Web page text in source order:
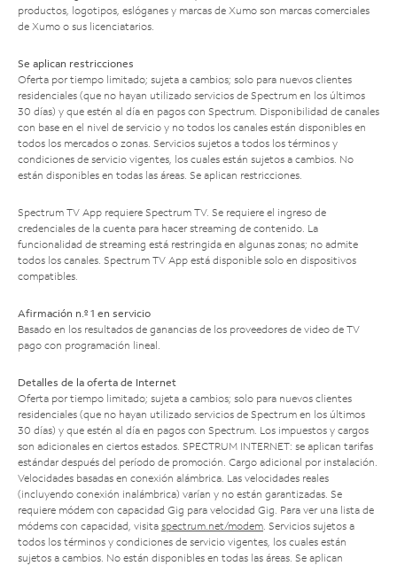
productos, logotipos, eslóganes y marcas de Xumo son marcas comerciales
de Xumo o sus licenciatarios.
Se aplican restricciones
Oferta por tiempo limitado; sujeta a cambios; solo para nuevos clientes
residenciales (que no hayan utilizado servicios de Spectrum en los últimos
30 días) y que estén al día en pagos con Spectrum. Disponibilidad de canales
con base en el nivel de servicio y no todos los canales están disponibles en
todos los mercados o zonas. Servicios sujetos a todos los términos y
condiciones de servicio vigentes, los cuales están sujetos a cambios. No
están disponibles en todas las áreas. Se aplican restricciones.
Spectrum TV App requiere Spectrum TV. Se requiere el ingreso de
credenciales de la cuenta para hacer streaming de contenido. La
funcionalidad de streaming está restringida en algunas zonas; no admite
todos los canales. Spectrum TV App está disponible solo en dispositivos
compatibles.
Afirmación n.º 1 en servicio
Basado en los resultados de ganancias de los proveedores de video de TV
pago con programación lineal.
Detalles de la oferta de Internet
Oferta por tiempo limitado; sujeta a cambios; solo para nuevos clientes
residenciales (que no hayan utilizado servicios de Spectrum en los últimos
30 días) y que estén al día en pagos con Spectrum. Los impuestos y cargos
son adicionales en ciertos estados. SPECTRUM INTERNET: se aplican tarifas
estándar después del período de promoción. Cargo adicional por instalación.
Velocidades basadas en conexión alámbrica. Las velocidades reales
(incluyendo conexión inalámbrica) varían y no están garantizadas. Se
requiere módem con capacidad Gig para velocidad Gig. Para ver una lista de
módems con capacidad, visita spectrum.net/modem. Servicios sujetos a
todos los términos y condiciones de servicio vigentes, los cuales están
sujetos a cambios. No están disponibles en todas las áreas. Se aplican